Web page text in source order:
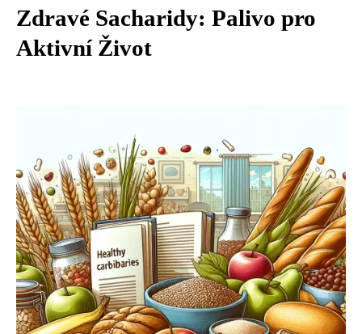
Zdravé Sacharidy: Palivo pro
Aktivní Život